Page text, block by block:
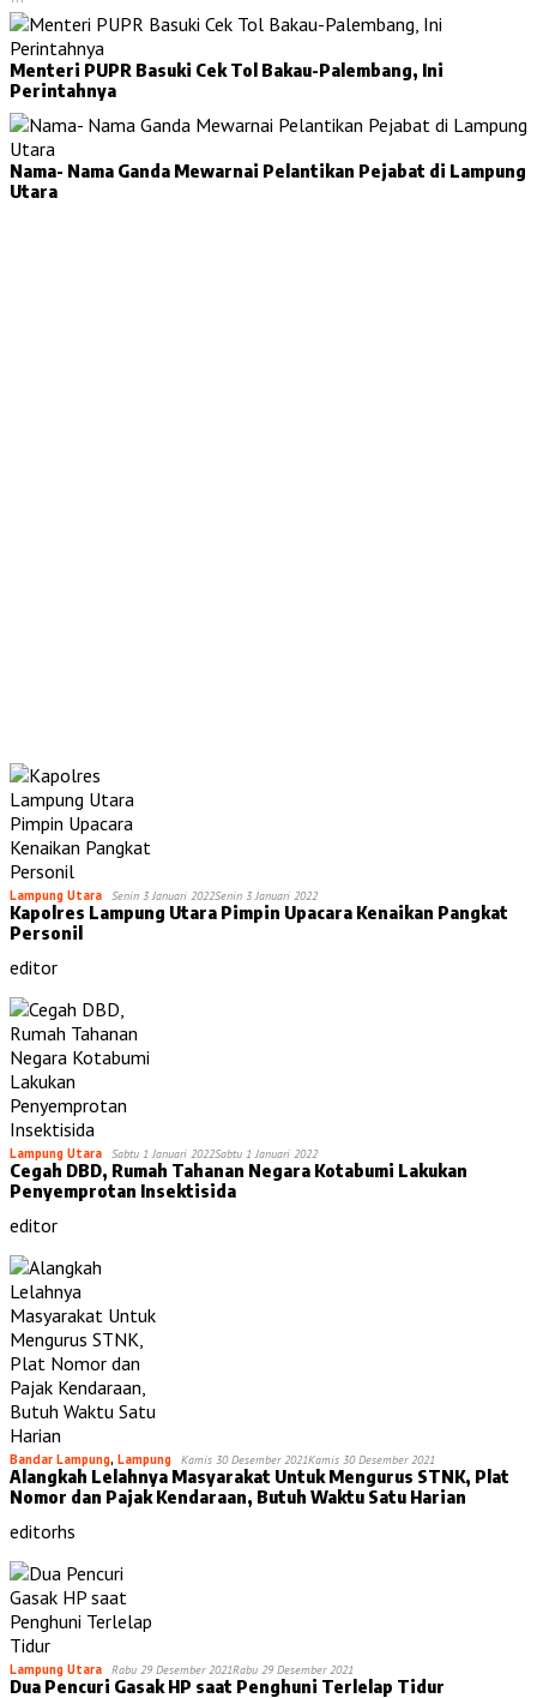
Menteri PUPR Basuki Cek Tol Bakau-Palembang, Ini
Perintahnya
Nama- Nama Ganda Mewarnai Pelantikan Pejabat di Lampung
Utara
Lampung Utara Senin 3 Januari 2022Senin 3 Januari 2022
Kapolres Lampung Utara Pimpin Upacara Kenaikan Pangkat
Personil
editor
Lampung Utara Sabtu 1 Januari 2022Sabtu 1 Januari 2022
Cegah DBD, Rumah Tahanan Negara Kotabumi Lakukan
Penyemprotan Insektisida
editor
Bandar Lampung, Lampung Kamis 30 Desember 2021Kamis 30 Desember 2021
Alangkah Lelahnya Masyarakat Untuk Mengurus STNK, Plat
Nomor dan Pajak Kendaraan, Butuh Waktu Satu Harian
editorhs
Lampung Utara Rabu 29 Desember 2021Rabu 29 Desember 2021
Dua Pencuri Gasak HP saat Penghuni Terlelap Tidur